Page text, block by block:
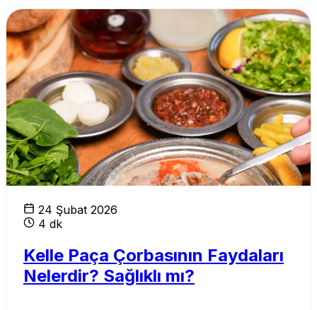
Çorbanın Faydaları
24 Şubat 2026
4 dk
Kelle Paça Çorbasının Faydaları
Nelerdir? Sağlıklı mı?